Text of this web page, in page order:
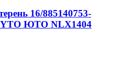
16/885140753-
YTO ЮТО NLX1404